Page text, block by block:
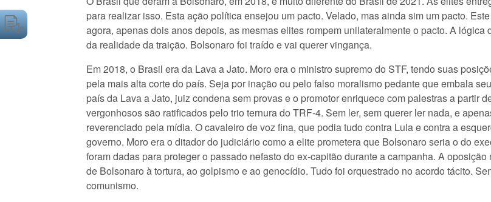
para realizar isso. Esta ação política ensejou um pacto. Velado, mas ainda sim um pacto.
agora, apenas dois anos depois, as mesmas elites rompem unilateralmente o pacto. A
da realidade da traição. Bolsonaro foi traído e vai querer vingança.
Em 2018, o Brasil era da Lava a Jato. Moro era o ministro supremo do STF, tendo suas
pela mais alta corte do país. Seja por inação ou pelo falso moralismo pedante que embala
país da Lava a Jato, juiz condena sem provas e o promotor enriquece com palestras a partir
vergonhosos são ratificados pelo trio ternura do TRF-4. Sem ler, sem querer ler nada, e
reverenciado pela mídia. O cavaleiro de voz fina, que podia tudo contra Lula e contra a
governo. Moro era o ditador do judiciário como a elite prometera que Bolsonaro seria o do
foram dadas para proteger o passado nefasto do ex-capitão durante a campanha. A
de Bolsonaro à tortura, ao golpismo e ao genocídio. Tudo foi orquestrado no acordo tácito.
comunismo.